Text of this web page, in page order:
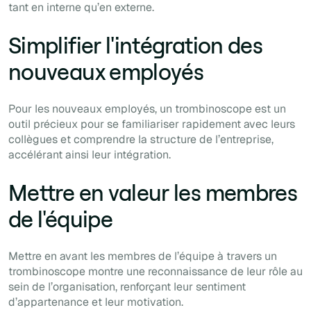
tant en interne qu’en externe.
Simplifier l'intégration des
nouveaux employés
Pour les nouveaux employés, un trombinoscope est un
outil précieux pour se familiariser rapidement avec leurs
collègues et comprendre la structure de l’entreprise,
accélérant ainsi leur intégration.
Mettre en valeur les membres
de l'équipe
Mettre en avant les membres de l’équipe à travers un
trombinoscope montre une reconnaissance de leur rôle au
sein de l’organisation, renforçant leur sentiment
d’appartenance et leur motivation.